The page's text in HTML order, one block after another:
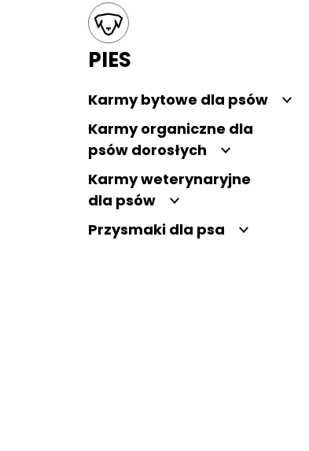
Mapa kategorii
PIES
Karmy bytowe dla psów
Karmy organiczne dla
psów dorosłych
Karmy weterynaryjne
dla psów
Przysmaki dla psa